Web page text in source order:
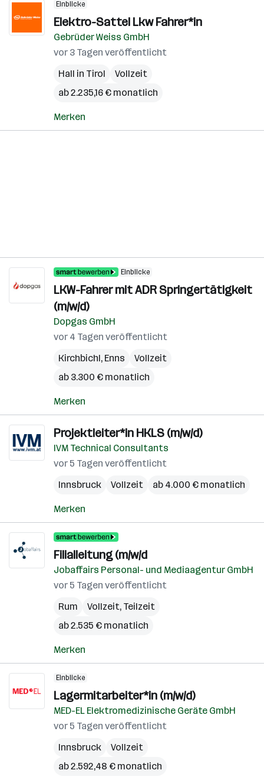
Einblicke
Elektro-Sattel Lkw Fahrer*in
Gebrüder Weiss GmbH
vor 3 Tagen veröffentlicht
Hall in Tirol
Vollzeit
ab 2.235,16 € monatlich
Merken
Einblicke
LKW-Fahrer mit ADR Springertätigkeit
(m/w/d)
Dopgas GmbH
vor 4 Tagen veröffentlicht
Kirchbichl, Enns
Vollzeit
ab 3.300 € monatlich
Merken
Projektleiter*in HKLS (m/w/d)
IVM Technical Consultants
vor 5 Tagen veröffentlicht
Innsbruck
Vollzeit ab 4.000 € monatlich
Merken
Filialleitung (m/w/d
Jobaffairs Personal- und Mediaagentur GmbH
vor 5 Tagen veröffentlicht
Rum
Vollzeit, Teilzeit
ab 2.535 € monatlich
Merken
Einblicke
Lagermitarbeiter*in (m/w/d)
MED-EL Elektromedizinische Geräte GmbH
vor 5 Tagen veröffentlicht
Innsbruck
Vollzeit
ab 2.592,48 € monatlich